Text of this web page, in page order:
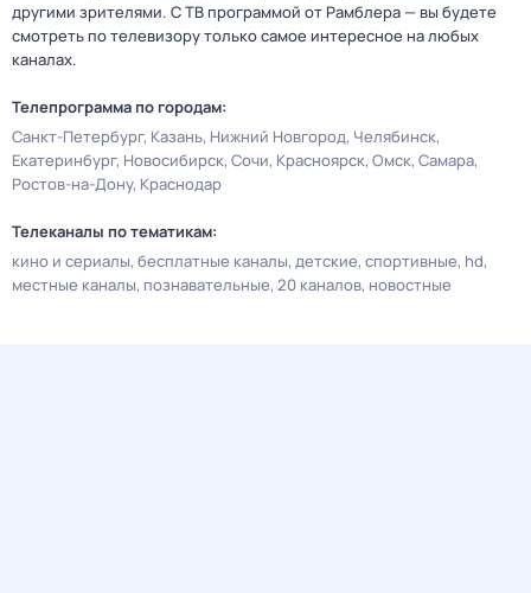
другими зрителями. С ТВ программой от Рамблера — вы будете
смотреть по телевизору только самое интересное на любых
каналах.
Телепрограмма по городам:
Санкт-Петербург Казань Нижний Новгород Челябинск
Екатеринбург Новосибирск Сочи Красноярск Омск Самара
Ростов-на-Дону Краснодар
Телеканалы по тематикам:
кино и сериалы бесплатные каналы детские спортивные hd
местные каналы познавательные 20 каналов новостные